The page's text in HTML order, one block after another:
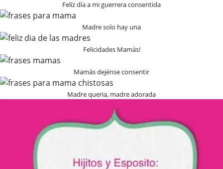
Felíz día a mi guerrera consentida
Madre solo hay una
Felicidades Mamás!
Mamás dejénse consentir
Madre queria, madre adorada